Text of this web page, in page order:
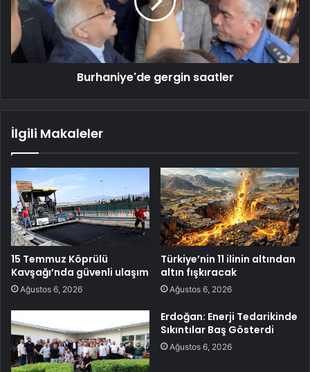
Burhaniye'de gergin saatler
İlgili Makaleler
15 Temmuz Köprülü
Kavşağı’nda güvenli ulaşım
Ağustos 6, 2026
Türkiye’nin 11 ilinin altından
altın fışkıracak
Ağustos 6, 2026
Erdoğan: Enerji Tedarikinde
Sıkıntılar Baş Gösterdi
Ağustos 6, 2026